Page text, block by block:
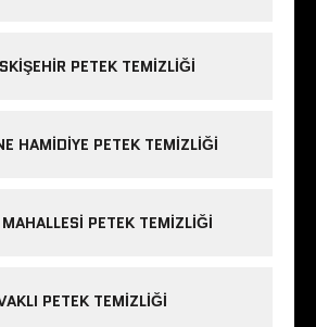
PETEK TEMIZLIĞI
HAMIDIYE PETEK TEMIZLIĞI
PETEK TEMIZLIĞI
PETEK TEMIZLIĞI